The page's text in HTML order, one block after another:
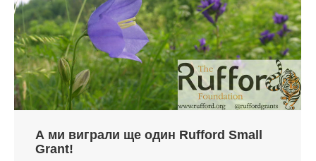
А ми виграли ще один Rufford Small
Grant!